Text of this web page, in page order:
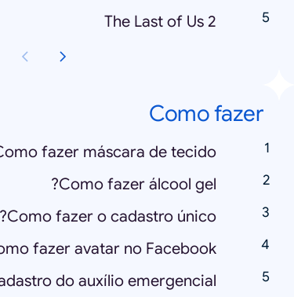
The Last of Us 2
Como fazer
fazer máscara de tecido?
Como fazer álcool gel?
Como fazer o cadastro único?
fazer avatar no Facebook?
do auxílio emergencial?